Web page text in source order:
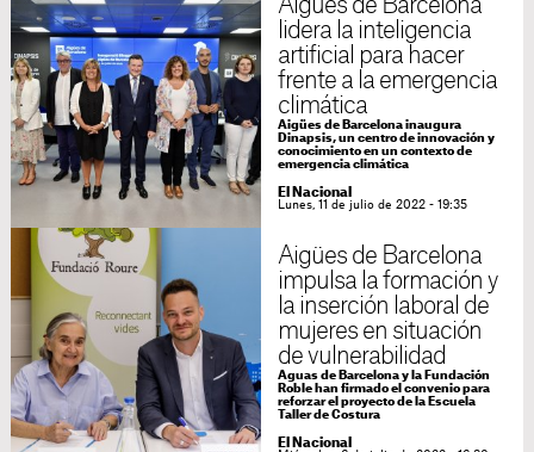
Aigües de Barcelona
lidera la inteligencia
artificial para hacer
frente a la emergencia
climática
Aigües de Barcelona inaugura
Dinapsis, un centro de innovación y
conocimiento en un contexto de
emergencia climática
El Nacional
Lunes, 11 de julio de 2022 - 19:35
Aigües de Barcelona
impulsa la formación y
la inserción laboral de
mujeres en situación
de vulnerabilidad
Aguas de Barcelona y la Fundación
Roble han firmado el convenio para
reforzar el proyecto de la Escuela
Taller de Costura
El Nacional